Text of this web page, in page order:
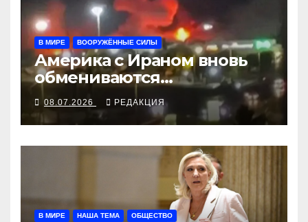
В МИРЕ ВООРУЖЁННЫЕ СИЛЫ
Америка с Ираном вновь
обмениваются
воздушными ударами
08.07.2026 РЕДАКЦИЯ
В МИРЕ НАША ТЕМА ОБЩЕСТВО